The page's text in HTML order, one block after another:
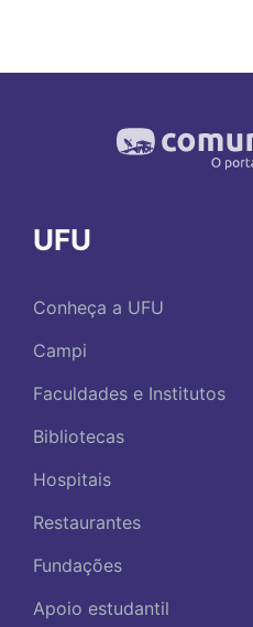
UFU
Conheça a UFU
Campi
Faculdades e Institutos
Bibliotecas
Hospitais
Restaurantes
Fundações
Apoio estudantil